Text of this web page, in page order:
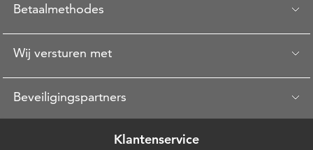
Betaalmethodes
Wij versturen met
Beveiligingspartners
Klantenservice